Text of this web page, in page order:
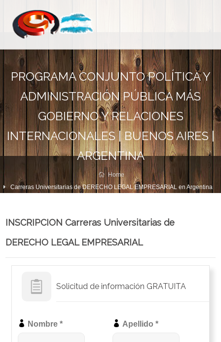
PROGRAMA CONJUNTO POLÍTICA Y
ADMINISTRACIÓN PÚBLICA MÁS
GOBIERNO Y RELACIONES
INTERNACIONALES | BUENOS AIRES |
ARGENTINA
Home
Carreras Universitarias de DERECHO LEGAL EMPRESARIAL en Argentina
INSCRIPCION Carreras Universitarias de
DERECHO LEGAL EMPRESARIAL
Solicitud de información GRATUITA
Nombre * Apellido *